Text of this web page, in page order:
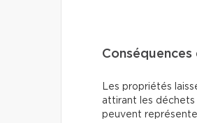
Les propriétés
attirant les déchets
peuvent